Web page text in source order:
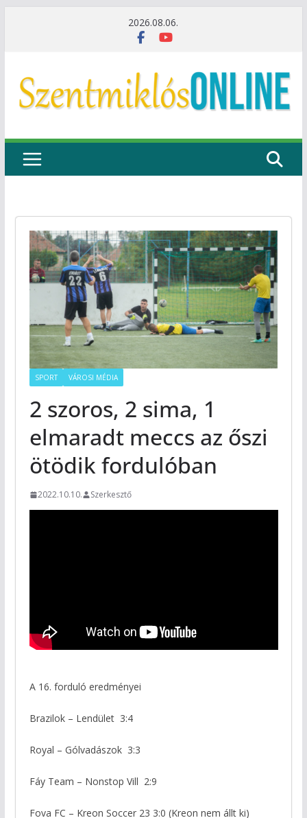
2026.08.06.
SPORT VÁROSI MÉDIA
2 szoros, 2 sima, 1
elmaradt meccs az őszi
ötödik fordulóban
2022.10.10. Szerkesztő
A 16. forduló eredményei
Brazilok – Lendület 3:4
Royal – Gólvadászok 3:3
Fáy Team – Nonstop Vill 2:9
Fova FC – Kreon Soccer 23 3:0 (Kreon nem állt ki)